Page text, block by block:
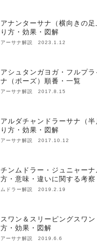
アナンターサナ（横向きの
り方・効果・図解
アーサナ解説 2023.1.12
アシュタンガヨガ・フルプ
ナ（ポーズ）順番・一覧
アーサナ解説 2017.8.15
アルダチャンドラーサナ（
り方・効果・図解
アーサナ解説 2017.10.12
チンムドラー・ジュニャーナ
方・意味・違いに関する考察
ムドラー解説 2019.2.19
スワン＆スリーピングスワ
方・効果・図解
アーサナ解説 2019.6.6